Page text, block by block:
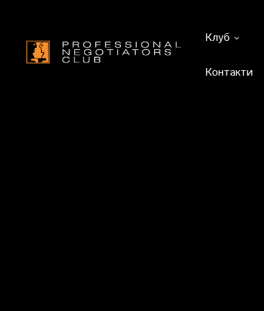
Клуб
Контакти